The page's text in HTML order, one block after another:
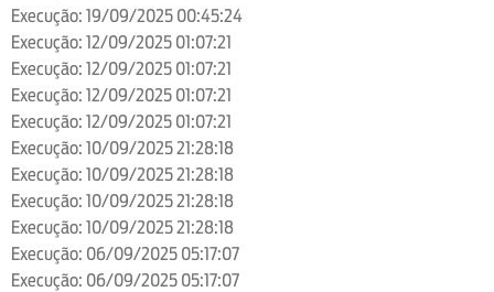
Execução: 19/09/2025 00:45:24
Execução: 12/09/2025 01:07:21
Execução: 12/09/2025 01:07:21
Execução: 12/09/2025 01:07:21
Execução: 12/09/2025 01:07:21
Execução: 10/09/2025 21:28:18
Execução: 10/09/2025 21:28:18
Execução: 10/09/2025 21:28:18
Execução: 10/09/2025 21:28:18
Execução: 06/09/2025 05:17:07
Execução: 06/09/2025 05:17:07